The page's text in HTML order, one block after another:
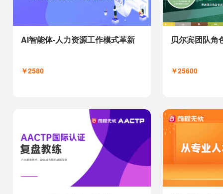
AI智能体-人力资源工作模式革新
￥2580
贝尔宾团队角
￥25600